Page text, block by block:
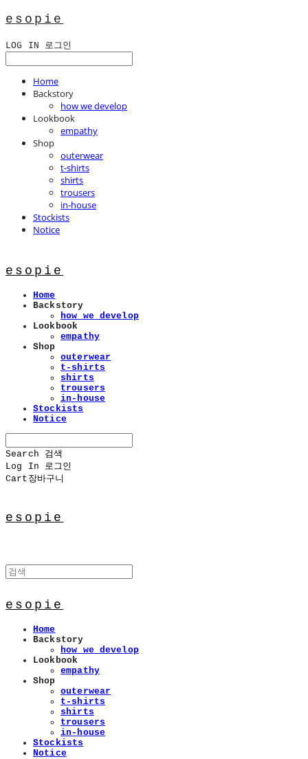
esopie
LOG IN 로그인
Home
Backstory
how we develop
Lookbook
empathy
Shop
outerwear
t-shirts
shirts
trousers
in-house
Stockists
Notice
esopie
Home
Backstory
how we develop
Lookbook
empathy
Shop
outerwear
t-shirts
shirts
trousers
in-house
Stockists
Notice
Search
검색
Log In
로그인
Cart 장바구니
esopie
esopie
Home
Backstory
how we develop
Lookbook
empathy
Shop
outerwear
t-shirts
shirts
trousers
in-house
Stockists
Notice